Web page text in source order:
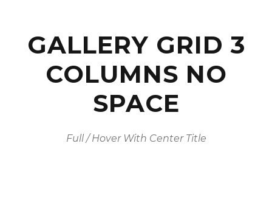
GALLERY GRID 3
COLUMNS NO
SPACE
Full / Hover With Center Title